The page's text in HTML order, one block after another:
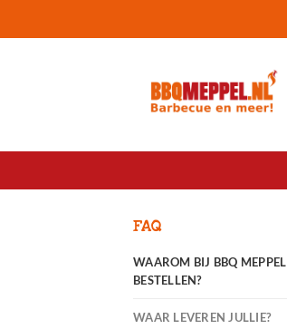
FAQ
WAAROM BIJ BBQ MEPPEL
BESTELLEN?
WAAR LEVEREN JULLIE?